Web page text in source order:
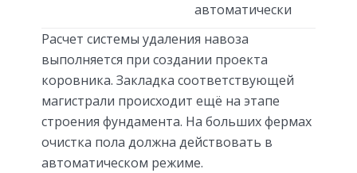
автоматически
Расчет системы удаления навоза
выполняется при создании проекта
коровника. Закладка соответствующей
магистрали происходит ещё на этапе
строения фундамента. На больших фермах
очистка пола должна действовать в
автоматическом режиме.